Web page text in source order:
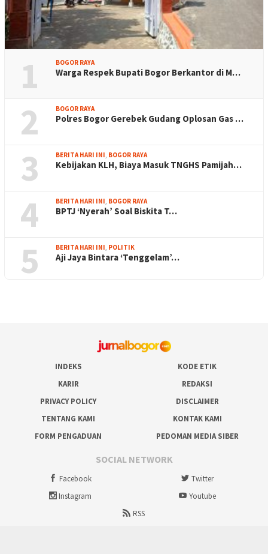
1 BOGOR RAYA
Warga Respek Bupati Bogor Berkantor di M…
2 BOGOR RAYA
Polres Bogor Gerebek Gudang Oplosan Gas …
3 BERITA HARI INI, BOGOR RAYA
Kebijakan KLH, Biaya Masuk TNGHS Pamijah…
4 BERITA HARI INI, BOGOR RAYA
BPTJ ‘Nyerah’ Soal Biskita T…
5 BERITA HARI INI, POLITIK
Aji Jaya Bintara ‘Tenggelam’…
INDEKS
KODE ETIK
KARIR
REDAKSI
PRIVACY POLICY
DISCLAIMER
TENTANG KAMI
KONTAK KAMI
FORM PENGADUAN
PEDOMAN MEDIA SIBER
SOCIAL NETWORK
Facebook
Twitter
Instagram
Youtube
RSS